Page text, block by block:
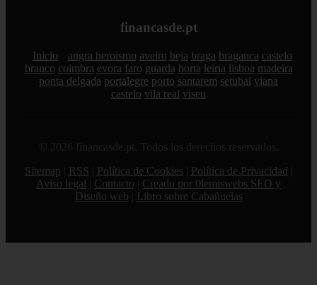
financasde.pt
Inicio angra heroismo aveiro beja braga braganca castelo
branco coimbra evora faro guarda horta leiria lisboa madeira
ponta delgada portalegre porto santarem setubal viana
castelo vila real viseu
© 2026 financasde.pt. Todos los derechos reservados.
Sitemap
RSS Política de Cookies Política de Privacidad
Aviso legal
Contacto
Creado por 0lemiswebs SEO y
Diseño web
Libro sobre Cabañuelas